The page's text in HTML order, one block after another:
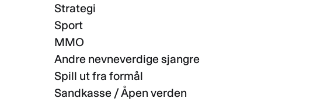
Strategi
Sport
MMO
Andre nevneverdige sjangre
Spill ut fra formål
Sandkasse / Åpen verden